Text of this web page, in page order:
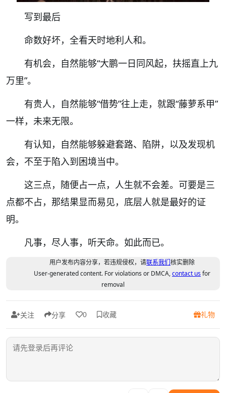
写到最后
命数好坏，全看天时地利人和。
有机会，自然能够“大鹏一日同风起，扶摇直上九
万里”。
有贵人，自然能够“借势”往上走，就跟“藤萝系甲”
一样，未来无限。
有认知，自然能够躲避套路、陷阱，以及发现机
会，不至于陷入到困境当中。
这三点，随便占一点，人生就不会差。可要是三
点都不占，那结果显而易见，底层人就是最好的证
明。
凡事，尽人事，听天命。如此而已。
用户发布内容分享，若违规侵权，请联系我们核实删除
User-generated content. For violations or DMCA,contact usfor
removal
关注 分享 0 收藏 礼物